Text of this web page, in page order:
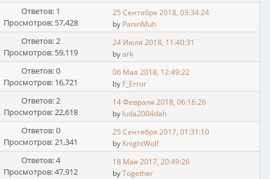
Ответов: 1
Просмотров: 57,428
25 Сентября 2018, 03:34:24
by PaninMuh
Ответов: 2
Просмотров: 59,119
24 Июля 2018, 11:40:31
byark
Ответов: 0
Просмотров: 16,721
06 Мая 2018, 12:49:22
by F_Error
Ответов: 2
Просмотров: 22,618
14 Февраля 2018, 06:16:26
by luda2004dah
Ответов: 0
Просмотров: 21,341
25 Сентября 2017, 01:31:10
by KnightWolf
Ответов: 4
Просмотров: 47,912
18 Мая 2017, 20:49:26
byTogether